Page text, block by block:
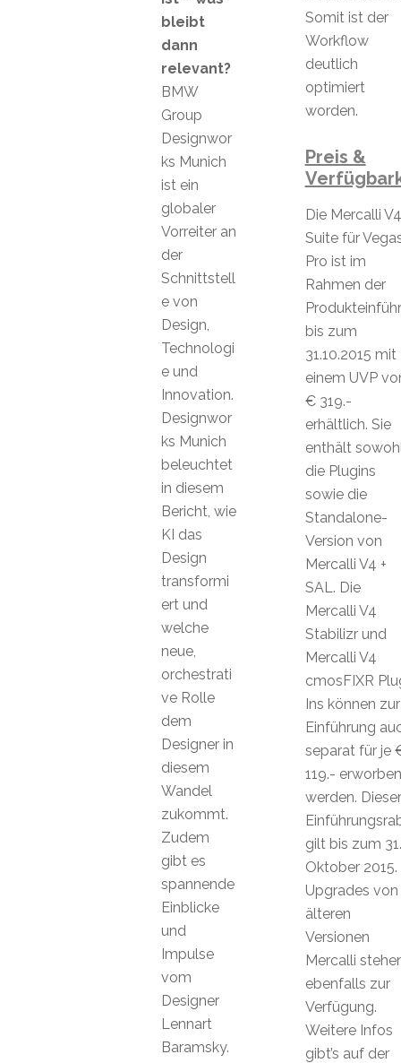
Somit ist der
Workflow
deutlich
optimiert
worden.
Preis &
Die Mercalli V4
Suite für
Pro ist im
Rahmen der
bis zum
31.10.2015 mit
einem UVP
€ 319.-
erhältlich. Sie
enthält
die Plugins
sowie die
Standalone-
Version von
Mercalli V4 +
SAL. Die
Mercalli V4
Stabilizr und
Mercalli V4
cmosFIXR
Ins können zur
Einführung
separat für je
119.- erworben
werden. Dieser
gilt bis zum 31.
Oktober 2015.
Upgrades von
älteren
Versionen
Mercalli
ebenfalls zur
Verfügung.
Weitere Infos
gibt’s auf der
bleibt
dann
relevant?
BMW
Group
Designwor
ks Munich
ist ein
globaler
Vorreiter an
der
Schnittstell
e von
Design,
Technologi
e und
Innovation.
Designwor
ks Munich
beleuchtet
in diesem
Bericht, wie
KI das
Design
transformi
ert und
welche
neue,
orchestrati
ve Rolle
dem
Designer in
diesem
Wandel
zukommt.
Zudem
gibt es
spannende
Einblicke
und
Impulse
vom
Designer
Lennart
Baramsky.